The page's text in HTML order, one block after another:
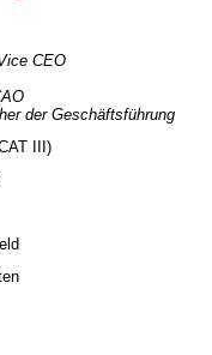
CEO
der Geschäftsführung
III)